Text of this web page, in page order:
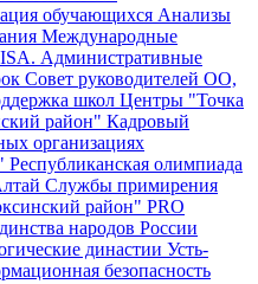
обучающихся Анализы
Международные
Административные
Совет руководителей ОО,
школ Центры "Точка
район" Кадровый
организациях
Республиканская олимпиада
Службы примирения
район" PRO
народов России
династии Усть-
безопасность